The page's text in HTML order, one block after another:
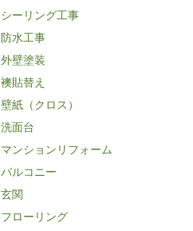
シーリング工事
防水工事
外壁塗装
襖貼替え
壁紙（クロス）
洗面台
マンションリフォーム
バルコニー
玄関
フローリング